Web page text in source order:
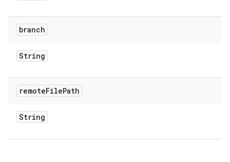
branch
String
remoteFilePath
String